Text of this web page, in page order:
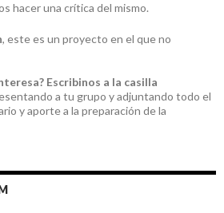
hacer una crítica del mismo.
, este es un proyecto en el que no
Escribinos a la casilla
a tu grupo y adjuntando todo el
y aporte a la preparación de la